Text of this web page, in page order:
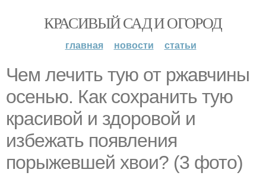
КРАСИВЫЙ САД И ОГОРОД
главная новости статьи
Чем лечить тую от ржавчины
осенью. Как сохранить тую
красивой и здоровой и
избежать появления
порыжевшей хвои? (3 фото)